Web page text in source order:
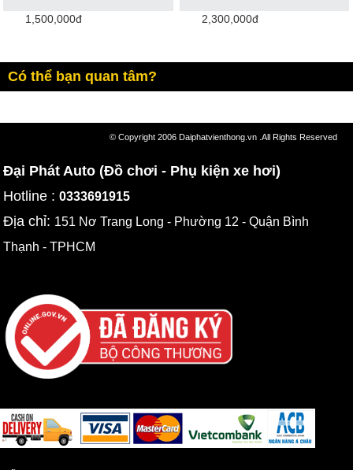
1,500,000đ 2,300,000đ
Có thể bạn quan tâm?
© Copyright 2006 Daiphatvienthong.vn .All Rights Reserved
Đại Phát Auto (Đồ chơi - Phụ kiện xe hơi)
Hotline :0333691915
Địa chỉ: 151 Nơ Trang Long - Phường 12 - Quận Bình
Thạnh - TPHCM